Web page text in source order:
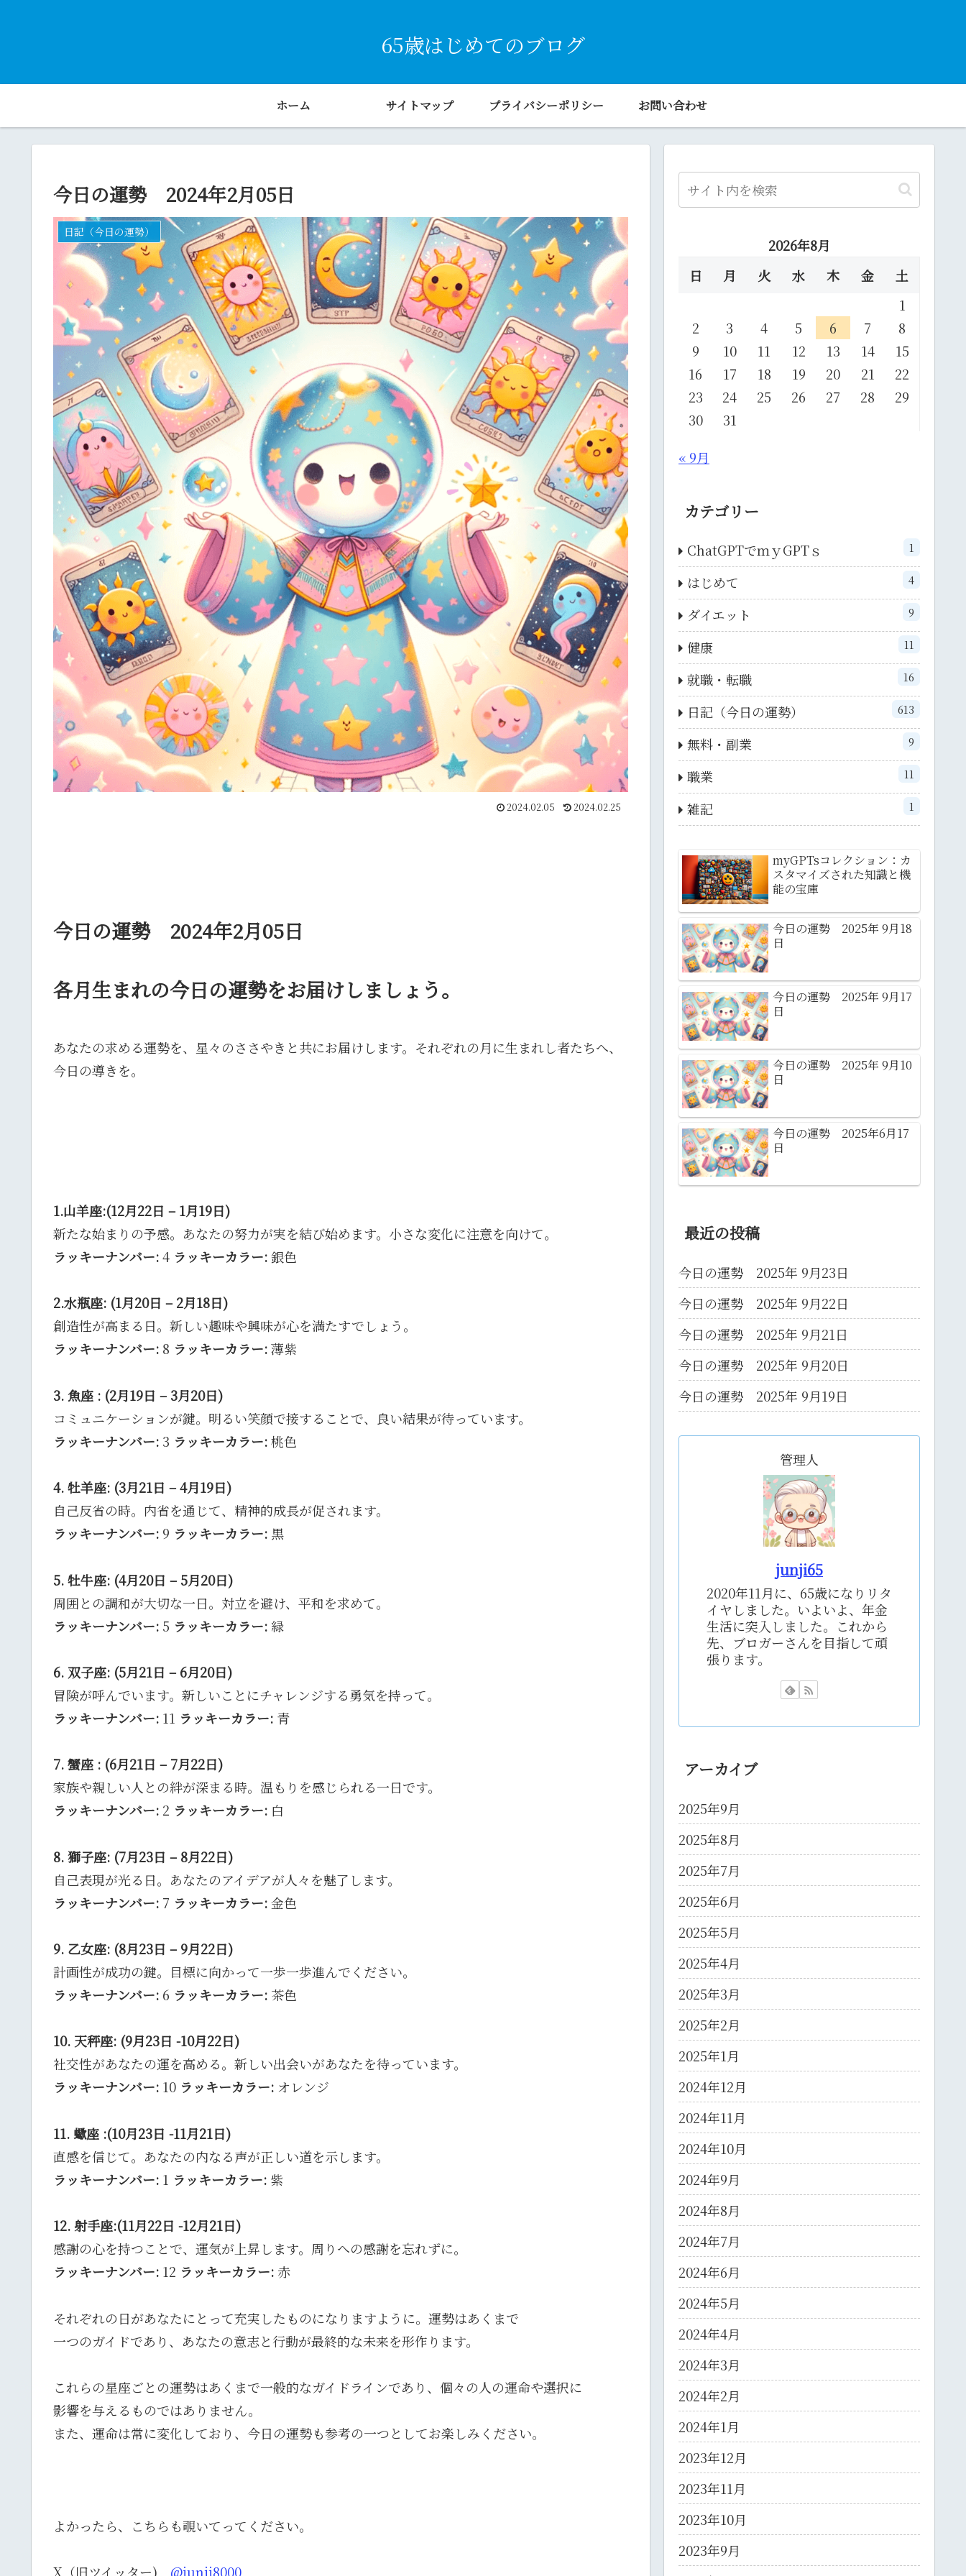
65歳はじめてのブログ
ホーム サイトマップ プライバシーポリシー お問い合わせ
今日の運勢 2024年2月05日
日記（今日の運勢）
2024.02.05 2024.02.25
今日の運勢 2024年2月05日
各月生まれの今日の運勢をお届けしましょう。
あなたの求める運勢を、星々のささやきと共にお届けします。それぞれの月に生まれし者たちへ、
今日の導きを。
1.山羊座:(12月22日 – 1月19日)
新たな始まりの予感。あなたの努力が実を結び始めます。小さな変化に注意を向けて。
ラッキーナンバー:4 ラッキーカラー:銀色
2.水瓶座: (1月20日 – 2月18日)
創造性が高まる日。新しい趣味や興味が心を満たすでしょう。
ラッキーナンバー: 8 ラッキーカラー:薄紫
3. 魚座 : (2月19日 – 3月20日)
コミュニケーションが鍵。明るい笑顔で接することで、良い結果が待っています。
ラッキーナンバー: 3 ラッキーカラー:桃色
4. 牡羊座: (3月21日 – 4月19日)
自己反省の時。内省を通じて、精神的成長が促されます。
ラッキーナンバー: 9 ラッキーカラー: 黒
5. 牡牛座: (4月20日 – 5月20日)
周囲との調和が大切な一日。対立を避け、平和を求めて。
ラッキーナンバー: 5 ラッキーカラー: 緑
6. 双子座: (5月21日 – 6月20日)
冒険が呼んでいます。新しいことにチャレンジする勇気を持って。
ラッキーナンバー: 11 ラッキーカラー: 青
7. 蟹座 : (6月21日 – 7月22日)
家族や親しい人との絆が深まる時。温もりを感じられる一日です。
ラッキーナンバー: 2 ラッキーカラー: 白
8. 獅子座: (7月23日 – 8月22日)
自己表現が光る日。あなたのアイデアが人々を魅了します。
ラッキーナンバー: 7 ラッキーカラー:金色
9. 乙女座: (8月23日 – 9月22日)
計画性が成功の鍵。目標に向かって一歩一歩進んでください。
ラッキーナンバー: 6 ラッキーカラー: 茶色
10. 天秤座: (9月23日 -10月22日)
社交性があなたの運を高める。新しい出会いがあなたを待っています。
ラッキーナンバー: 10 ラッキーカラー: オレンジ
11. 蠍座 :(10月23日 -11月21日)
直感を信じて。あなたの内なる声が正しい道を示します。
ラッキーナンバー: 1 ラッキーカラー: 紫
12. 射手座:(11月22日 -12月21日)
感謝の心を持つことで、運気が上昇します。周りへの感謝を忘れずに。
ラッキーナンバー: 12 ラッキーカラー: 赤
それぞれの日があなたにとって充実したものになりますように。運勢はあくまで
一つのガイドであり、あなたの意志と行動が最終的な未来を形作ります。
これらの星座ごとの運勢はあくまで一般的なガイドラインであり、個々の人の運命や選択に
影響を与えるものではありません。
また、運命は常に変化しており、今日の運勢も参考の一つとしてお楽しみください。
よかったら、こちらも覗いてってください。
X（旧ツイッター) @junji8000
2026年8月
日
月 火 水 木 金
土
1
2
3 4 5 6 7
8
9
10 11 12 13 14
15
16
17 18 19 20 21
22
23
24 25 26 27 28
29
30
31
« 9月
カテゴリー
ChatGPTでｍｙGPTｓ 1
はじめて 4
ダイエット 9
健康 11
就職・転職 16
日記（今日の運勢） 613
無料・副業 9
職業 11
雑記 1
myGPTsコレクション：カ
スタマイズされた知識と機
能の宝庫
今日の運勢 2025年 9月18
日
今日の運勢 2025年 9月17
日
今日の運勢 2025年 9月10
日
今日の運勢 2025年6月17
日
最近の投稿
今日の運勢 2025年 9月23日
今日の運勢 2025年 9月22日
今日の運勢 2025年 9月21日
今日の運勢 2025年 9月20日
今日の運勢 2025年 9月19日
管理人
junji65
2020年11月に、65歳になりリタ
イヤしました。いよいよ、年金
生活に突入しました。これから
先、ブロガーさんを目指して頑
張ります。
アーカイブ
2025年9月
2025年8月
2025年7月
2025年6月
2025年5月
2025年4月
2025年3月
2025年2月
2025年1月
2024年12月
2024年11月
2024年10月
2024年9月
2024年8月
2024年7月
2024年6月
2024年5月
2024年4月
2024年3月
2024年2月
2024年1月
2023年12月
2023年11月
2023年10月
2023年9月